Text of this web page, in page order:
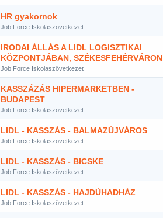
HR gyakornok
Job Force Iskolaszövetkezet
IRODAI ÁLLÁS A LIDL LOGISZTIKAI
KÖZPONTJÁBAN, SZÉKESFEHÉRVÁRON
Job Force Iskolaszövetkezet
KASSZÁZÁS HIPERMARKETBEN -
BUDAPEST
Job Force Iskolaszövetkezet
LIDL - KASSZÁS - BALMAZÚJVÁROS
Job Force Iskolaszövetkezet
LIDL - KASSZÁS - BICSKE
Job Force Iskolaszövetkezet
LIDL - KASSZÁS - HAJDÚHADHÁZ
Job Force Iskolaszövetkezet